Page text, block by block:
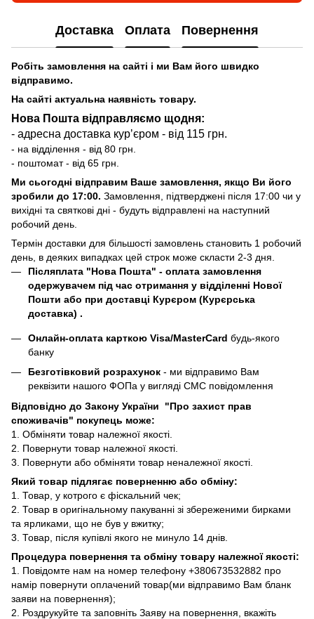
Доставка Оплата Повернення
Робіть замовлення на сайті і ми Вам його швидко
відправимо.
На сайті актуальна наявність товару.
Нова Пошта відправляємо щодня:
- адресна доставка курʼєром - від 115 грн.
- на відділення - від 80 грн.
- поштомат - від 65 грн.
Ми сьогодні відправим Ваше замовлення, якщо Ви його
зробили до 17:00. Замовлення, підтверджені після 17:00 чи у
вихідні та святкові дні - будуть відправлені на наступний
робочий день.
Термін доставки для більшості замовлень становить 1 робочий
день, в деяких випадках цей строк може скласти 2-3 дня.
Післяплата "Нова Пошта" - оплата замовлення
одержувачем під час отримання у відділенні Нової
Пошти або при доставці Курєром (Курєрська
доставка) .
Онлайн-оплата карткою Visa/MasterCard будь-якого
банку
Безготівковий розрахунок - ми відправимо Вам
реквізити нашого ФОПа у вигляді СМС повідомлення
Відповідно до Закону України "Про захист прав
споживачів" покупець може:
1. Обміняти товар належної якості.
2. Повернути товар належної якості.
3. Повернути або обміняти товар неналежної якості.
Який товар підлягає поверненню або обміну:
1. Товар, у котрого є фіскальний чек;
2. Товар в оригінальному пакуванні зі збереженими бирками
та ярликами, що не був у вжитку;
3. Товар, після купівлі якого не минуло 14 днів.
Процедура повернення та обміну товару належної якості:
1. Повідомте нам на номер телефону +380673532882 про
намір повернути оплачений товар(ми відправимо Вам бланк
заяви на повернення);
2. Роздрукуйте та заповніть Заяву на повернення, вкажіть